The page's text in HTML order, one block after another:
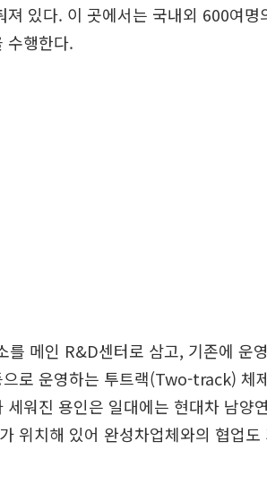
져 있다. 이 곳에서는 국내외 600여
수행한다.
를 메인 R&D센터로 삼고, 기존에 운
로 운영하는 투트랙(Two-track) 체
세워진 용인은 일대에는 현대차 남양
위치해 있어 완성차업체와의 협업도